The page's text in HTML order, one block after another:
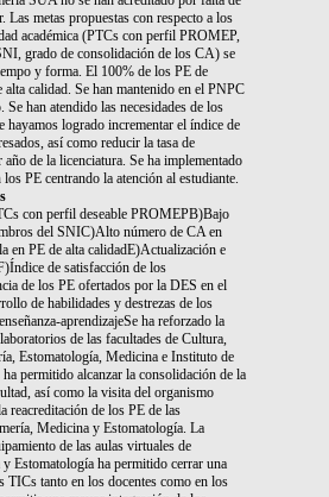
Las metas propuestas con respecto a los
académica (PTCs con perfil PROMEP,
grado de consolidación de los CA) se
y forma. El 100% de los PE de
alta calidad. Se han mantenido en el PNPC
Se han atendido las necesidades de los
hayamos logrado incrementar el índice de
así como reducir la tasa de
de la licenciatura. Se ha implementado
PE centrando la atención al estudiante.
con perfil deseable PROMEPB)Bajo
del SNIC)Alto número de CA en
en PE de alta calidadE)Actualización e
de satisfacción de los
de los PE ofertados por la DES en el
de habilidades y destrezas de los
aprendizajeSe ha reforzado la
de las facultades de Cultura,
Estomatología, Medicina e Instituto de
permitido alcanzar la consolidación de la
así como la visita del organismo
reacreditación de los PE de las
Medicina y Estomatología. La
de las aulas virtuales de
Estomatología ha permitido cerrar una
TICs tanto en los docentes como en los